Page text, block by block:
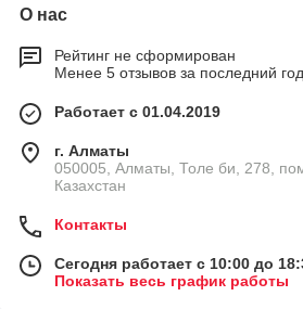
О нас
Рейтинг не сформирован
Менее 5 отзывов за последний год
Работает с 01.04.2019
г. Алматы
050005, Алматы, Толе би, 278,
Казахстан
Контакты
Сегодня работает с 10:00 до
Показать весь график работы